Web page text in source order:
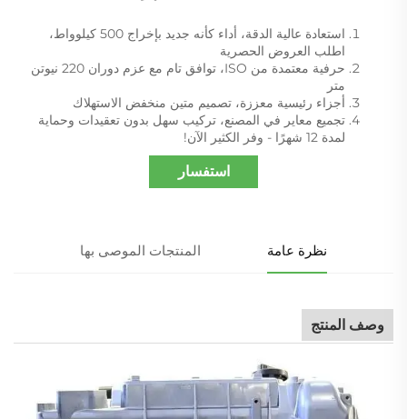
استعادة عالية الدقة، أداء كأنه جديد بإخراج 500 كيلوواط،
اطلب العروض الحصرية
حرفية معتمدة من ISO، توافق تام مع عزم دوران 220 نيوتن
متر
أجزاء رئيسية معززة، تصميم متين منخفض الاستهلاك
تجميع معاير في المصنع، تركيب سهل بدون تعقيدات وحماية
لمدة 12 شهرًا - وفر الكثير الآن!
استفسار
نظرة عامة المنتجات الموصى بها
وصف المنتج